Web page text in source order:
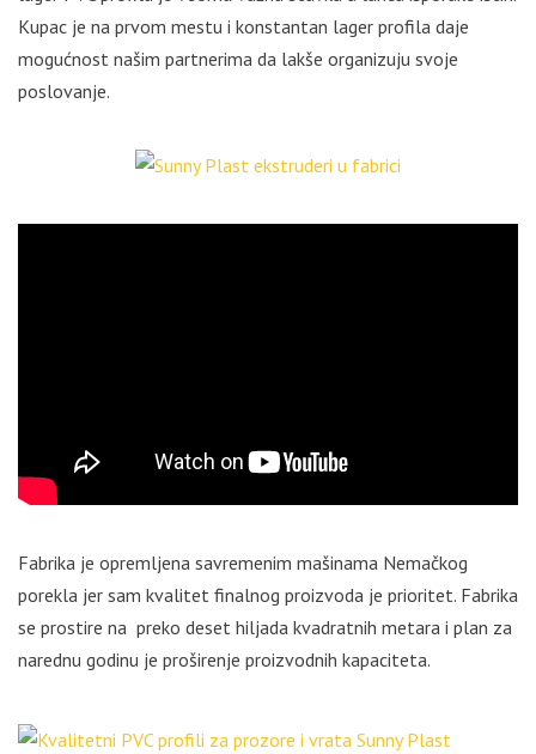
Kupac je na prvom mestu i konstantan lager profila daje
mogućnost našim partnerima da lakše organizuju svoje
poslovanje.
Fabrika je opremljena savremenim mašinama Nemačkog
porekla jer sam kvalitet finalnog proizvoda je prioritet. Fabrika
se prostire na preko deset hiljada kvadratnih metara i plan za
narednu godinu je proširenje proizvodnih kapaciteta.